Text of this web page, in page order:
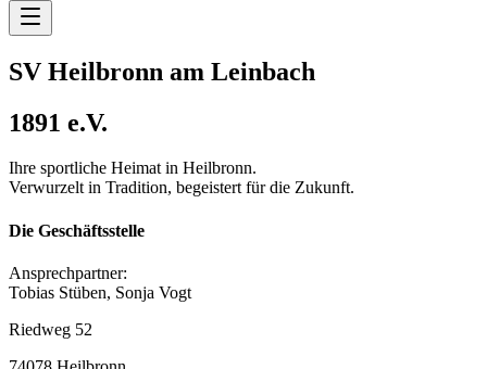
SV Heilbronn am Leinbach
1891 e.V.
Ihre sportliche Heimat in Heilbronn.
Verwurzelt in Tradition, begeistert für die Zukunft.
Die Geschäftsstelle
Ansprechpartner:
Tobias Stüben, Sonja Vogt
Riedweg 52